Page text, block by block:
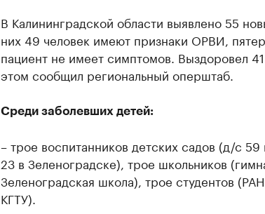
В Калининградской области выявлено 55
них 49 человек имеют признаки ОРВИ,
пациент не имеет симптомов. Выздоровел
этом сообщил региональный оперштаб.
Среди заболевших детей:
– трое воспитанников детских садов (д/с 59
23 в Зеленоградске), трое школьников
Зеленоградская школа), трое студентов
КГТУ).